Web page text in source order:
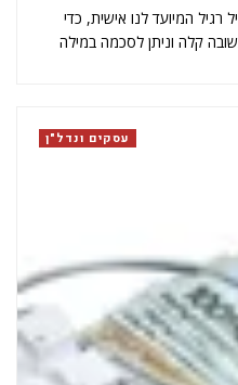
רגיל המיועד לנו אישית, כדי
קלה וניתן לסכמה במילה
עסקים ונדל"ן